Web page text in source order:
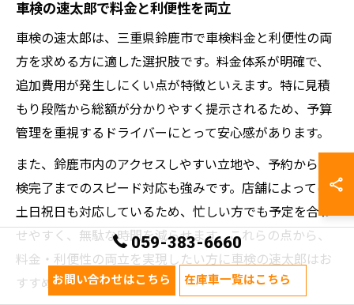
車検の速太郎で料金と利便性を両立
車検の速太郎は、三重県鈴鹿市で車検料金と利便性の両
方を求める方に適した選択肢です。料金体系が明確で、
追加費用が発生しにくい点が特徴といえます。特に見積
もり段階から総額が分かりやすく提示されるため、予算
管理を重視するドライバーにとって安心感があります。
また、鈴鹿市内のアクセスしやすい立地や、予約から車
検完了までのスピード対応も強みです。店舗によっては
土日祝日も対応しているため、忙しい方でも予定を合わ
せやすく、無駄な時間を減らせます。これらの点から、
料金・利便性の両立を実現したい方に車検の速太郎はお
すすめです。
059-383-6660
お問い合わせはこちら 在庫車一覧はこちら